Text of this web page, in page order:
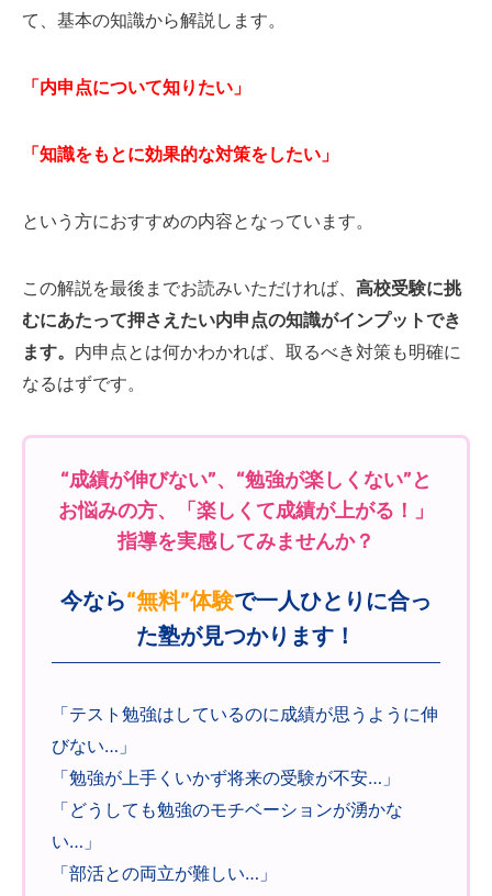
て、基本の知識から解説します。
「内申点について知りたい」
「知識をもとに効果的な対策をしたい」
という方におすすめの内容となっています。
この解説を最後までお読みいただければ、 高校受験に挑
むにあたって押さえたい内申点の知識がインプットでき
ます。 内申点とは何かわかれば、取るべき対策も明確に
なるはずです。
“成績が伸びない”、“勉強が楽しくない”と
お悩みの方、「楽しくて成績が上がる！」
指導を実感してみませんか？
今なら“無料”体験で一人ひとりに合っ
た塾が見つかります！
「テスト勉強はしているのに成績が思うように伸
びない…」
「勉強が上手くいかず将来の受験が不安…」
「どうしても勉強のモチベーションが湧かな
い…」
「部活との両立が難しい…」